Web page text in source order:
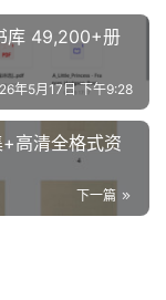
库 49,200+册
年5月17日 下午9:28
高清全格式资
下一篇